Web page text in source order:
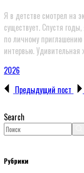
Я в детстве смотрел на
существует. Спустя
по личному
интервью. Удивительная
2026
Предыдущий пост
Search
Рубрики